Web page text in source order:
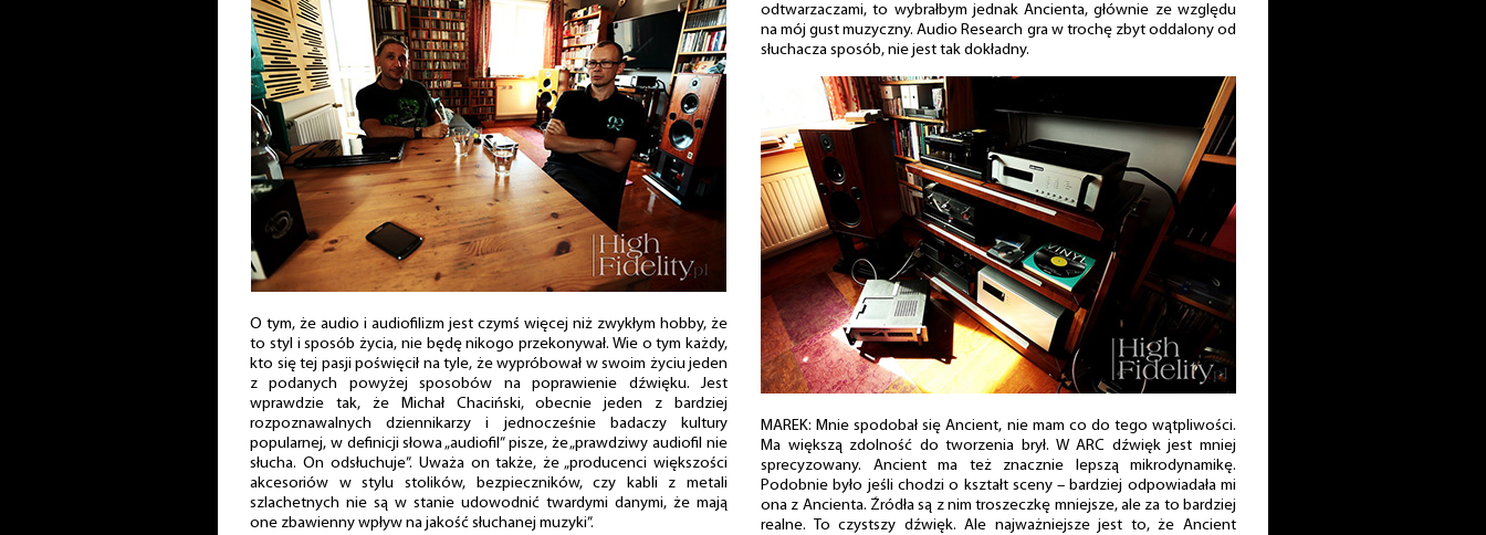
O tym, że audio i audiofilizm jest czymś więcej niż zwykłym hobby, że
to styl i sposób życia, nie będę nikogo przekonywał. Wie o tym każdy,
kto się tej pasji poświęcił na tyle, że wypróbował w swoim życiu jeden
z podanych powyżej sposobów na poprawienie dźwięku. Jest
wprawdzie tak, że Michał Chaciński, obecnie jeden z bardziej
rozpoznawalnych dziennikarzy i jednocześnie badaczy kultury
popularnej, w definicji słowa „audiofil” pisze, że „prawdziwy audiofil nie
słucha. On odsłuchuje”. Uważa on także, że „producenci większości
akcesoriów w stylu stolików, bezpieczników, czy kabli z metali
szlachetnych nie są w stanie udowodnić twardymi danymi, że mają
one zbawienny wpływ na jakość słuchanej muzyki”.
odtwarzaczami, to wybrałbym jednak Ancienta, głównie ze względu
na mój gust muzyczny. Audio Research gra w trochę zbyt oddalony od
słuchacza sposób, nie jest tak dokładny.
MAREK: Mnie spodobał się Ancient, nie mam co do tego wątpliwości.
Ma większą zdolność do tworzenia brył. W ARC dźwięk jest mniej
sprecyzowany. Ancient ma też znacznie lepszą mikrodynamikę.
Podobnie było jeśli chodzi o kształt sceny – bardziej odpowiadała mi
ona z Ancienta. Źródła są z nim troszeczkę mniejsze, ale za to bardziej
realne. To czystszy dźwięk. Ale najważniejsze jest to, że Ancient